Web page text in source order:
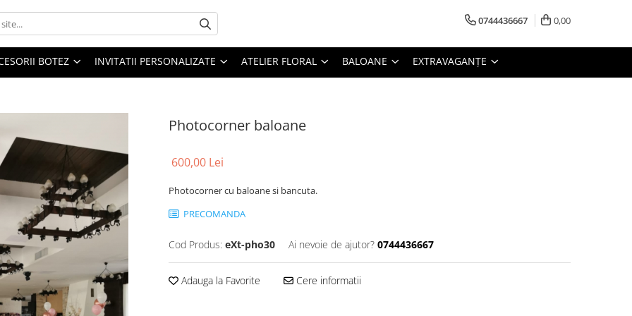
0744436667 0,00
BOTEZ INVITATII PERSONALIZATE ATELIER FLORAL BALOANE EXTRAVAGANȚE
Photocorner baloane
600,00 Lei
Photocorner cu baloane si bancuta.
PRECOMANDA
Cod Produs: eXt-pho30 Ai nevoie de ajutor? 0744436667
Adauga la Favorite Cere informatii